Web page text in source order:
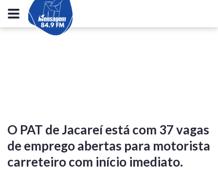
O PAT de Jacareí está com 37 vagas
de emprego abertas para motorista
carreteiro com início imediato.